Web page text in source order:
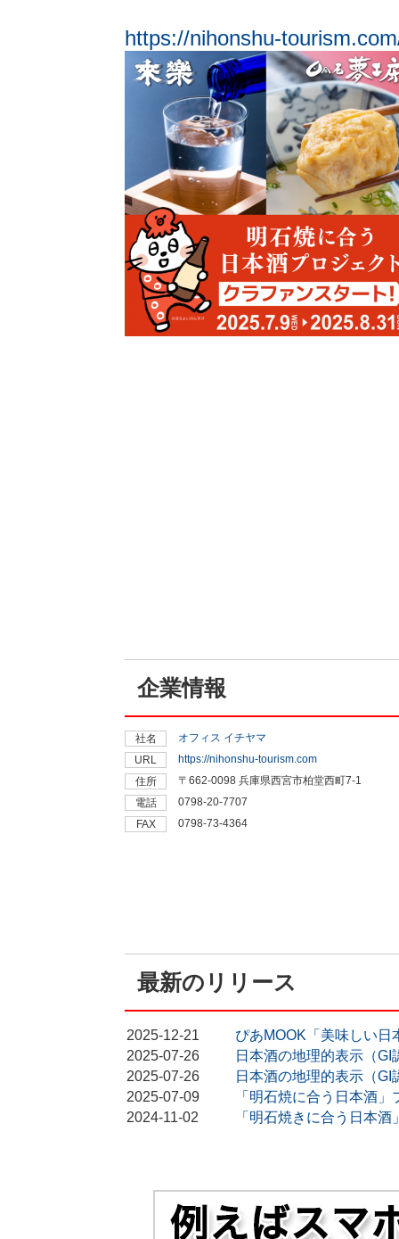
https://nihonshu-
企業情報
社名
オフィス イチヤマ
URL
https://nihonshu-tourism.com
住所
〒662-0098 兵庫県西宮市柏堂西町7-1
電話
0798-20-7707
FAX
0798-73-4364
最新のリリース
2025-12-21
ぴあMOOK「美味しい
2025-07-26
日本酒の地理的表示（GI
2025-07-26
日本酒の地理的表示（GI
2025-07-09
「明石焼に合う日本酒
2024-11-02
「明石焼きに合う日本